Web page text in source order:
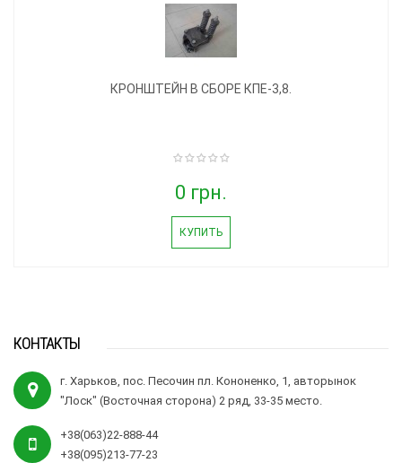
КРОНШТЕЙН В СБОРЕ КПЕ-3,8.
0 грн.
КУПИТЬ
КОНТАКТЫ
г. Харьков, пос. Песочин пл. Кононенко, 1, авторынок
"Лоск" (Восточная сторона) 2 ряд, 33-35 место.
+38(063)22-888-44
+38(095)213-77-23